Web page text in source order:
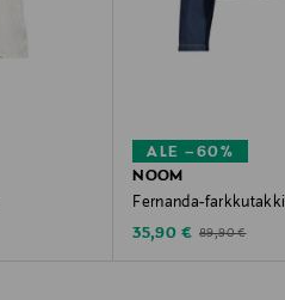
ALE –60%
NOOM
Fernanda-farkkutakki
Discounted Price
35,90 € Original Price
89,90 €